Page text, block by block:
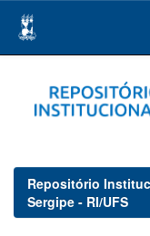
navigation
Repositório
Sergipe - RI/UFS